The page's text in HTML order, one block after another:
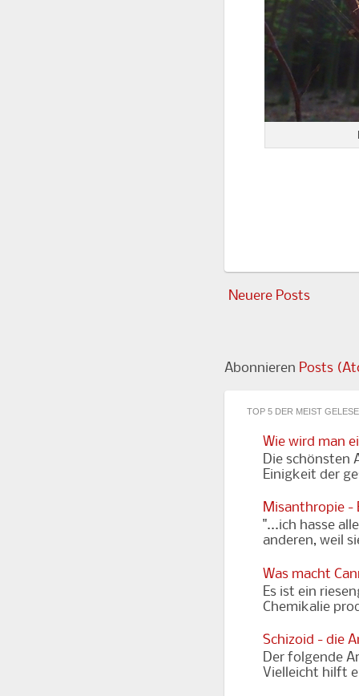
Neuere Posts
Abonnieren Posts
TOP 5 DER MEIST
Wie wird man
Die schönsten
Einigkeit der
Misanthropie -
"...ich hasse
anderen, weil
Was macht
Es ist ein
Chemikalie
Schizoid - die
Der folgende
Vielleicht hilft